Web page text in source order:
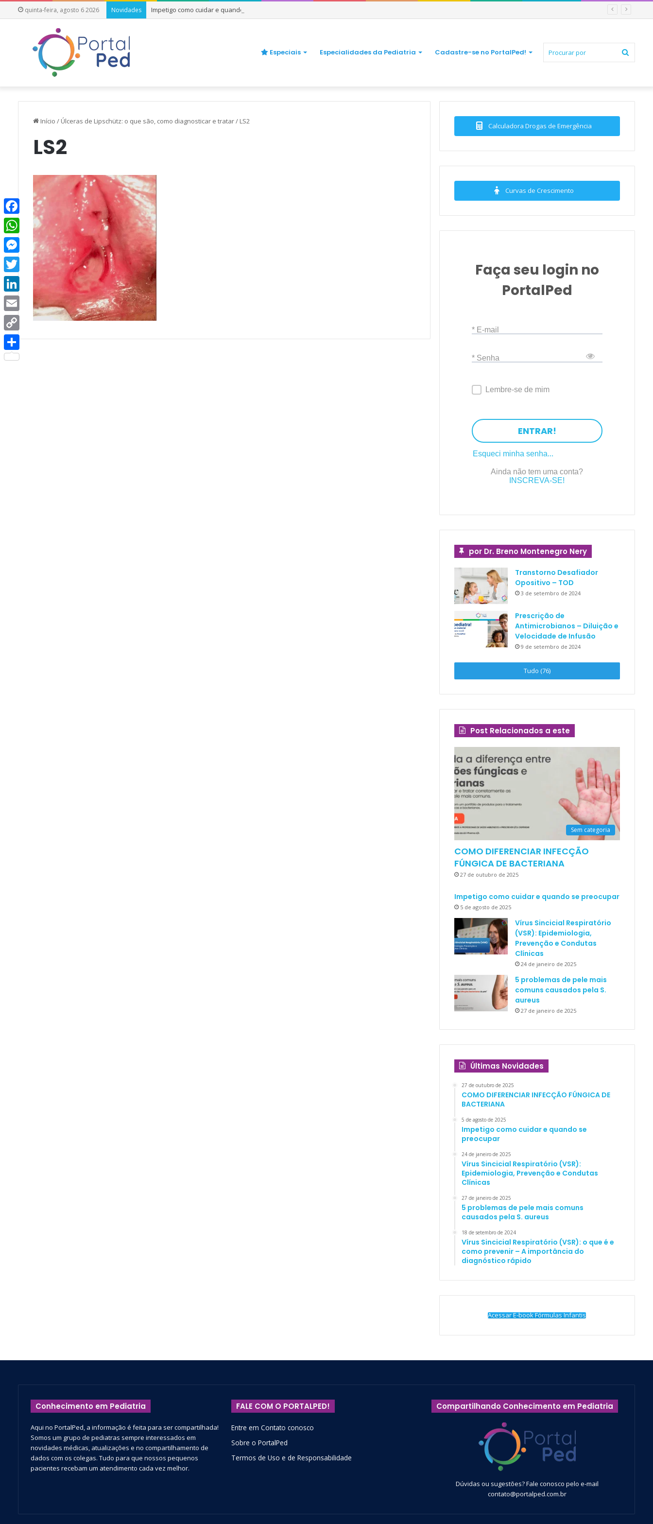
quinta-feira, agosto 6 2026 Novidades Impetigo como cuidar e quando se preocupar
Especiais Especialidades da Pediatria Cadastre-se no PortalPed!
Início / Úlceras de Lipschütz: o que são, como diagnosticar e tratar/ LS2
LS2
Calculadora Drogas de Emergência
Curvas de Crescimento
Faça seu login no
PortalPed
* E-mail
* Senha
Lembre-se de mim
ENTRAR!
Esqueci minha senha...
Ainda não tem uma conta?
INSCREVA-SE!
por Dr. Breno Montenegro Nery
Transtorno Desafiador
Opositivo – TOD
3 de setembro de 2024
Prescrição de
Antimicrobianos – Diluição e
Velocidade de Infusão
9 de setembro de 2024
Tudo (76)
Post Relacionados a este
Sem categoria
COMO DIFERENCIAR INFECÇÃO
FÚNGICA DE BACTERIANA
27 de outubro de 2025
Impetigo como cuidar e quando se preocupar
5 de agosto de 2025
Vírus Sincicial Respiratório
(VSR): Epidemiologia,
Prevenção e Condutas
Clínicas
24 de janeiro de 2025
5 problemas de pele mais
comuns causados pela S.
aureus
27 de janeiro de 2025
Últimas Novidades
27 de outubro de 2025
COMO DIFERENCIAR INFECÇÃO FÚNGICA DE
BACTERIANA
5 de agosto de 2025
Impetigo como cuidar e quando se
preocupar
24 de janeiro de 2025
Vírus Sincicial Respiratório (VSR):
Epidemiologia, Prevenção e Condutas
Clínicas
27 de janeiro de 2025
5 problemas de pele mais comuns
causados pela S. aureus
18 de setembro de 2024
Vírus Sincicial Respiratório (VSR): o que é e
como prevenir – A importância do
diagnóstico rápido
Acessar E-book Fórmulas Infantis
Conhecimento em Pediatria
Aqui no PortalPed, a informação é feita para ser compartilhada!
Somos um grupo de pediatras sempre interessados em
novidades médicas, atualizações e no compartilhamento de
dados com os colegas. Tudo para que nossos pequenos
pacientes recebam um atendimento cada vez melhor.
FALE COM O PORTALPED!
Entre em Contato conosco
Sobre o PortalPed
Termos de Uso e de Responsabilidade
Compartilhando Conhecimento em Pediatria
Dúvidas ou sugestões? Fale conosco pelo e-mail
contato@portalped.com.br
Facebook
WhatsApp
Messenger
Twitter
LinkedIn
Email
Copy
Link
Share